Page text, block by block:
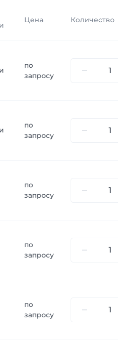
Цена Количество
по
запросу
по
запросу
по
запросу
по
запросу
по
запросу